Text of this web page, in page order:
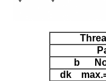
b
dk